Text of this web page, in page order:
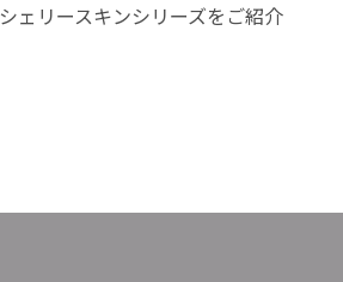
シェリースキンシリーズをご紹介